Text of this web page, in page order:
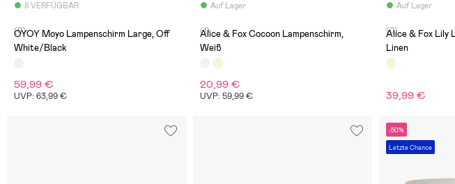
8 VERFÜGBAR
(0)
OYOY Moyo Lampenschirm Large, Off
White/Black
59,99 €
UVP: 63,99 €
Auf Lager
(1)
Alice & Fox Cocoon Lampenschirm,
Weiß
20,99 €
UVP: 59,99 €
Auf Lager
(0)
Alice & Fox Lily
Linen
39,99 €
-50%
Letzte Chance